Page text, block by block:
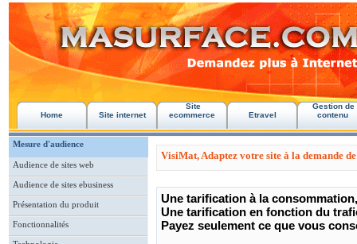
Home Site internet
Site
ecommerce
Etravel
Gestion de
contenu
Mesure d'audience
Audience de sites web
Audience de sites ebusiness
Présentation du produit
Fonctionnalités
VisiMat, Adaptez votre site à la demande
Une tarification à la consommation,
Une tarification en fonction du
Payez seulement ce que vous